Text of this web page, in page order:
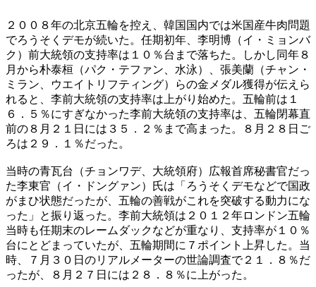
２００８年の北京五輪を控え、韓国国内では米国産牛肉問題
でろうそくデモが続いた。任期初年、李明博（イ・ミョンバ
ク）前大統領の支持率は１０％台まで落ちた。しかし同年８
月から朴泰桓（パク・テファン、水泳）、張美蘭（チャン・
ミラン、ウエイトリフティング）らの金メダル獲得が伝えら
れると、李前大統領の支持率は上がり始めた。五輪前は１
６．５％にすぎなかった李前大統領の支持率は、五輪閉幕直
前の８月２１日には３５．２％まで高まった。８月２８日ご
ろは２９．１％だった。
当時の青瓦台（チョンワデ、大統領府）広報首席秘書官だっ
た李東官（イ・ドングァン）氏は「ろうそくデモなどで国政
がまひ状態だったが、五輪の善戦がこれを突破する動力にな
った」と振り返った。李前大統領は２０１２年ロンドン五輪
当時も任期末のレームダックなどが重なり、支持率が１０％
台にとどまっていたが、五輪期間に７ポイント上昇した。当
時、７月３０日のリアルメーターの世論調査で２１．８％だ
ったが、８月２７日には２８．８％に上がった。